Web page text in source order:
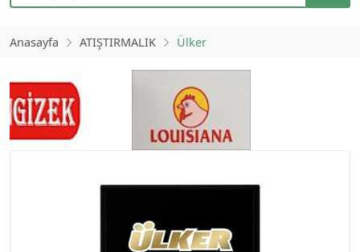
Anasayfa ATIŞTIRMALIK Ülker